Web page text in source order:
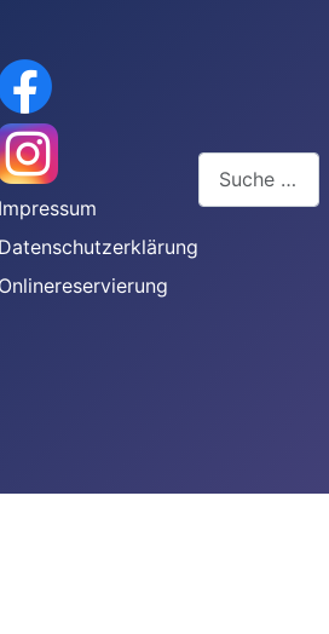
anzeigen
Impressum
Onlinereservierung
Suchen